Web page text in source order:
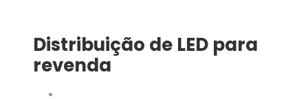
Distribuição de LED para
revenda